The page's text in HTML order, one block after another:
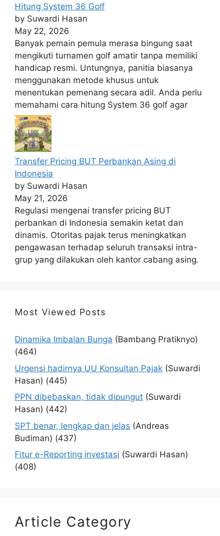
Hitung System 36 Golf
by Suwardi Hasan
May 22, 2026
Banyak pemain pemula merasa bingung saat
mengikuti turnamen golf amatir tanpa memiliki
handicap resmi. Untungnya, panitia biasanya
menggunakan metode khusus untuk
menentukan pemenang secara adil. Anda perlu
memahami cara hitung System 36 golf agar
Transfer Pricing BUT Perbankan Asing di
Indonesia
by Suwardi Hasan
May 21, 2026
Regulasi mengenai transfer pricing BUT
perbankan di Indonesia semakin ketat dan
dinamis. Otoritas pajak terus meningkatkan
pengawasan terhadap seluruh transaksi intra-
grup yang dilakukan oleh kantor cabang asing.
Most Viewed Posts
Dinamika Imbalan Bunga (Bambang Pratiknyo)
(464)
Urgensi hadirnya UU Konsultan Pajak (Suwardi
Hasan) (445)
PPN dibebaskan, tidak dipungut (Suwardi
Hasan) (442)
SPT benar, lengkap dan jelas (Andreas
Budiman) (437)
Fitur e-Reporting investasi (Suwardi Hasan)
(408)
Article Category